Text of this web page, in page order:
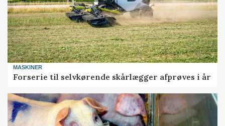
MASKINER
Forserie til selvkørende skårlægger afprøves i år